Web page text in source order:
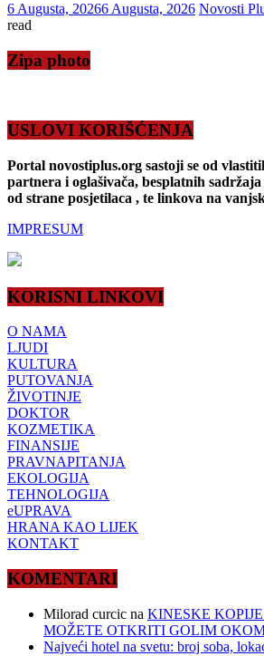
6 Augusta, 20266 Augusta, 2026 Novosti
read
Zipa photo
USLOVI KORIŠĆENJA
Portal novostiplus.org sastoji se od
partnera i oglašivača, besplatnih
od strane posjetilaca , te linkova na
IMPRESUM
KORISNI LINKOVI
O NAMA
LJUDI
KULTURA
PUTOVANJA
ŽIVOTINJE
DOKTOR
KOZMETIKA
FINANSIJE
PRAVNAPITANJA
EKOLOGIJA
TEHNOLOGIJA
eUPRAVA
HRANA KAO LIJEK
KONTAKT
KOMENTARI
Milorad curcic na KINESKE
MOŽETE OTKRITI GOLIM
Najveći hotel na svetu: broj soba,